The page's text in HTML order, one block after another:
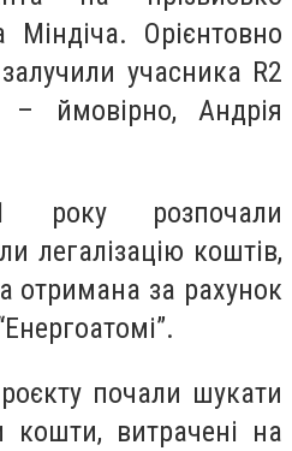
Орієнтовно
учасника R2
ймовірно, Андрія
року розпочали
легалізацію коштів,
отримана за рахунок
почали шукати
кошти, витрачені на